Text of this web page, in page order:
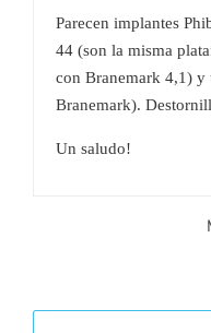
Parecen implantes
44 (son la misma
con Branemark 4,1) y
Branemark).
Un saludo!